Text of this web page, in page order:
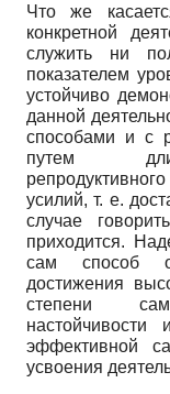
Что же
конкретной
служить ни
показателем
устойчиво
данной
способами и с
путем
усилий, т. е.
случае
приходится.
сам способ
достижения
степени
эффективной
усвоения